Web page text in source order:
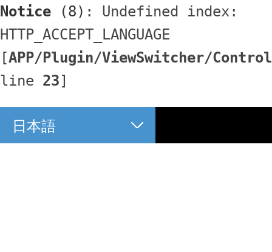
Notice (8) : Undefined index:
HTTP_ACCEPT_LANGUAGE
[APP/Plugin/ViewSwitcher/
line 23]
日本語